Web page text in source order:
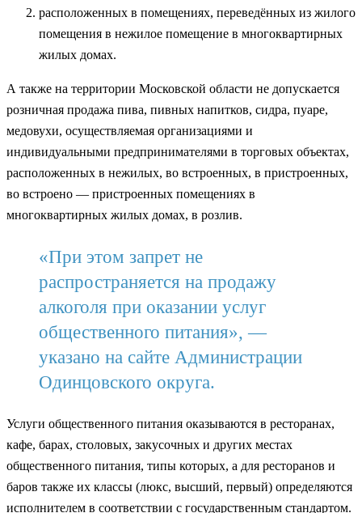
расположенных в помещениях, переведённых из жилого
помещения в нежилое помещение в многоквартирных
жилых домах.
А также на территории Московской области не допускается
розничная продажа пива, пивных напитков, сидра, пуаре,
медовухи, осуществляемая организациями и
индивидуальными предпринимателями в торговых объектах,
расположенных в нежилых, во встроенных, в пристроенных,
во встроено — пристроенных помещениях в
многоквартирных жилых домах, в розлив.
«При этом запрет не
распространяется на продажу
алкоголя при оказании услуг
общественного питания», —
указано на сайте Администрации
Одинцовского округа.
Услуги общественного питания оказываются в ресторанах,
кафе, барах, столовых, закусочных и других местах
общественного питания, типы которых, а для ресторанов и
баров также их классы (люкс, высший, первый) определяются
исполнителем в соответствии с государственным стандартом.